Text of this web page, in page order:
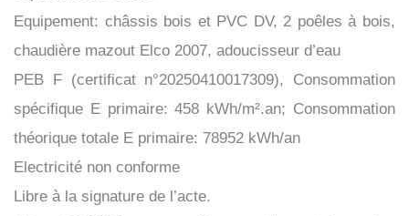
Equipement: châssis bois et PVC DV, 2 poêles à bois,
chaudière mazout Elco 2007, adoucisseur d’eau
PEB F (certificat n°20250410017309), Consommation
spécifique E primaire: 458 kWh/m².an; Consommation
théorique totale E primaire: 78952 kWh/an
Electricité non conforme
Libre à la signature de l’acte.